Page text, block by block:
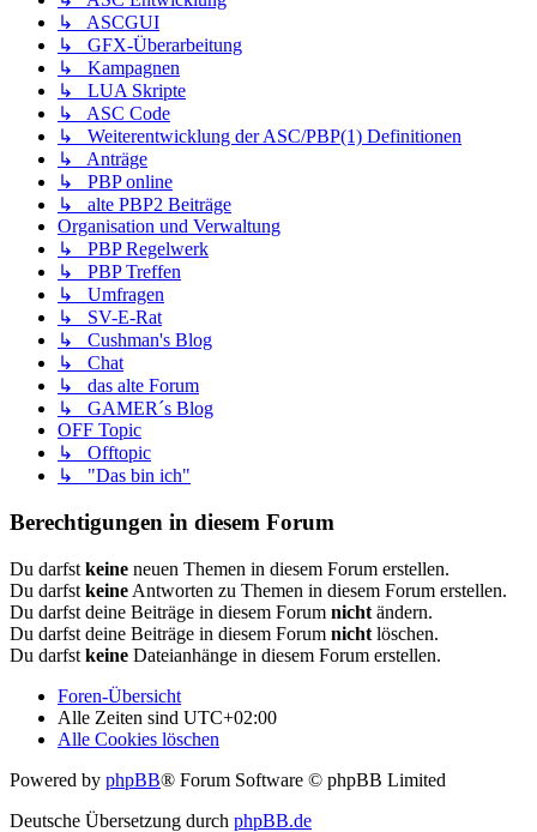
↳ ASCGUI
↳ GFX-Überarbeitung
↳ Kampagnen
↳ LUA Skripte
↳ ASC Code
↳ Weiterentwicklung der ASC/PBP(1) Definitionen
↳ Anträge
↳ PBP online
↳ alte PBP2 Beiträge
Organisation und Verwaltung
↳ PBP Regelwerk
↳ PBP Treffen
↳ Umfragen
↳ SV-E-Rat
↳ Cushman's Blog
↳ Chat
↳ das alte Forum
↳ GAMER´s Blog
OFF Topic
↳ Offtopic
↳ "Das bin ich"
Berechtigungen in diesem Forum
Du darfst keine neuen Themen in diesem Forum erstellen.
Du darfst keine Antworten zu Themen in diesem Forum erstellen.
Du darfst deine Beiträge in diesem Forum nicht ändern.
Du darfst deine Beiträge in diesem Forum nicht löschen.
Du darfst keine Dateianhänge in diesem Forum erstellen.
Foren-Übersicht
Alle Zeiten sind UTC+02:00
Alle Cookies löschen
Powered by phpBB® Forum Software © phpBB Limited
Deutsche Übersetzung durch phpBB.de